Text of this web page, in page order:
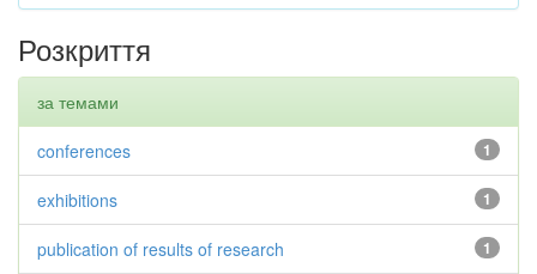
Розкриття
за темами
1
conferences
1
exhibitions
1
publication of results of research